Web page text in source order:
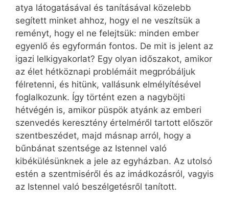
atya látogatásával és tanításával közelebb
segített minket ahhoz, hogy el ne veszítsük a
reményt, hogy el ne felejtsük: minden ember
egyenlő és egyformán fontos. De mit is jelent az
igazi lelkigyakorlat? Egy olyan időszakot, amikor
az élet hétköznapi problémáit megpróbáljuk
félretenni, és hitünk, vallásunk elmélyítésével
foglalkozunk. Így történt ezen a nagyböjti
hétvégén is, amikor püspök atyánk az emberi
szenvedés keresztény értelméről tartott először
szentbeszédet, majd másnap arról, hogy a
bűnbánat szentsége az Istennel való
kibékülésünknek a jele az egyházban. Az utolsó
estén a szentmiséről és az imádkozásról, vagyis
az Istennel való beszélgetésről tanított.